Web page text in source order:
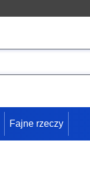
Fajne rzeczy